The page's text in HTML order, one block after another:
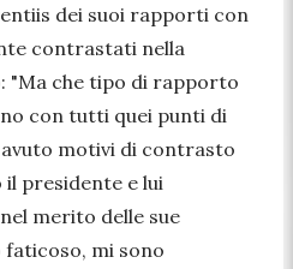
dei suoi rapporti con
contrastati nella
"Ma che tipo di rapporto
con tutti quei punti di
motivi di contrasto
presidente e lui
merito delle sue
mi sono